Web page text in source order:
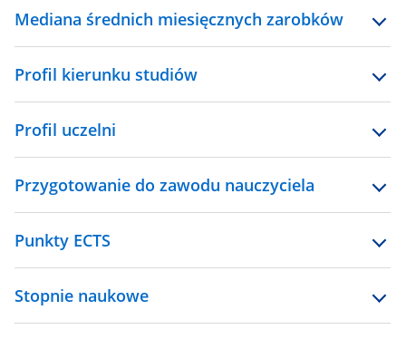
Mediana średnich miesięcznych zarobków
Profil kierunku studiów
Profil uczelni
Przygotowanie do zawodu nauczyciela
Punkty ECTS
Stopnie naukowe